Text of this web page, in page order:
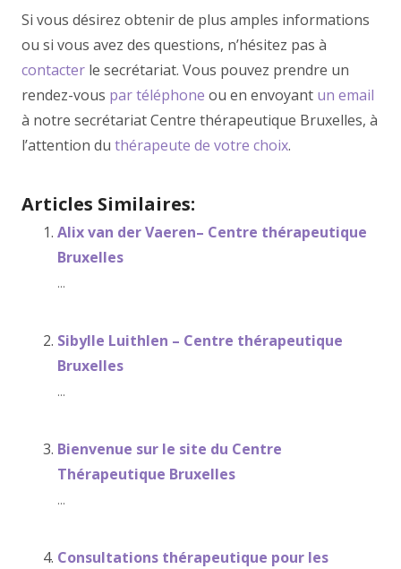
Si vous désirez obtenir de plus amples informations
ou si vous avez des questions, n’hésitez pas à
contacter le secrétariat. Vous pouvez prendre un
rendez-vous par téléphone ou en envoyant un email
à notre secrétariat Centre thérapeutique Bruxelles, à
l’attention du thérapeute de votre choix.
Articles Similaires:
Alix van der Vaeren– Centre thérapeutique
Bruxelles
...
Sibylle Luithlen – Centre thérapeutique
Bruxelles
...
Bienvenue sur le site du Centre
Thérapeutique Bruxelles
...
Consultations thérapeutique pour les